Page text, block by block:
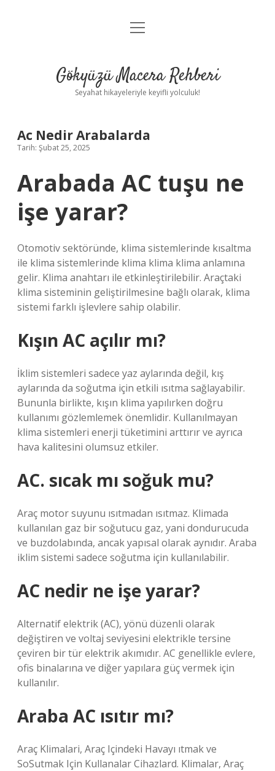
Anasayfa
Yasal Uyarı
menüyü
Gökyüzü Macera Rehberi
Seyahat hikayeleriyle keyifli yolculuk!
Ac Nedir Arabalarda
Tarih: Şubat 25, 2025
Arabada AC tuşu ne
işe yarar?
Otomotiv sektöründe, klima sistemlerinde kısaltma
ile klima sistemlerinde klima klima klima anlamına
gelir. Klima anahtarı ile etkinleştirilebilir. Araçtaki
klima sisteminin geliştirilmesine bağlı olarak, klima
sistemi farklı işlevlere sahip olabilir.
Kışın AC açılır mı?
İklim sistemleri sadece yaz aylarında değil, kış
aylarında da soğutma için etkili ısıtma sağlayabilir.
Bununla birlikte, kışın klima yapılırken doğru
kullanımı gözlemlemek önemlidir. Kullanılmayan
klima sistemleri enerji tüketimini arttırır ve ayrıca
hava kalitesini olumsuz etkiler.
AC. sıcak mı soğuk mu?
Araç motor suyunu ısıtmadan ısıtmaz. Klimada
kullanılan gaz bir soğutucu gaz, yani dondurucuda
ve buzdolabında, ancak yapısal olarak aynıdır. Araba
iklim sistemi sadece soğutma için kullanılabilir.
AC nedir ne işe yarar?
Alternatif elektrik (AC), yönü düzenli olarak
değiştiren ve voltaj seviyesini elektrikle tersine
çeviren bir tür elektrik akımıdır. AC genellikle evlere,
ofis binalarına ve diğer yapılara güç vermek için
kullanılır.
Araba AC ısıtır mı?
Araç Klimalari, Araç Içindeki Havayı ıtmak ve
SoSutmak Için Kullanalar Cihazlard. Klimalar, Araç